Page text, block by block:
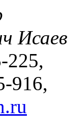
Исаев
225,
916,